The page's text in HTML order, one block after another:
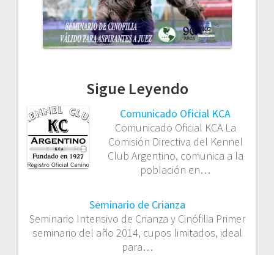
Sigue Leyendo
Comunicado Oficial KCA
Comunicado Oficial KCA La
Comisión Directiva del Kennel
Club Argentino, comunica a la
población en…
Seminario de Crianza
Seminario Intensivo de Crianza y Cinófilia Primer
seminario del año 2014, cupos limitados, ideal
para…